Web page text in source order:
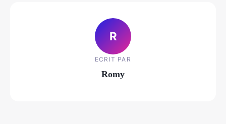
R
ECRIT PAR
Romy